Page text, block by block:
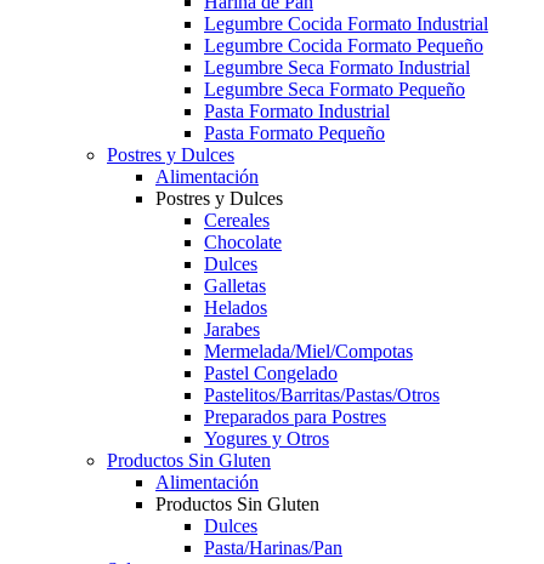
Legumbre Cocida Formato Industrial
Legumbre Cocida Formato Pequeño
Legumbre Seca Formato Industrial
Legumbre Seca Formato Pequeño
Pasta Formato Industrial
Pasta Formato Pequeño
Postres y Dulces
Alimentación
Postres y Dulces
Cereales
Chocolate
Dulces
Galletas
Helados
Jarabes
Mermelada/Miel/Compotas
Pastel Congelado
Pastelitos/Barritas/Pastas/Otros
Preparados para Postres
Yogures y Otros
Productos Sin Gluten
Alimentación
Productos Sin Gluten
Dulces
Pasta/Harinas/Pan